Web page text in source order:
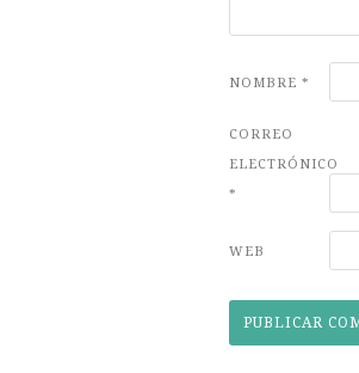
NOMBRE *
CORREO
ELECTRÓNICO
*
WEB